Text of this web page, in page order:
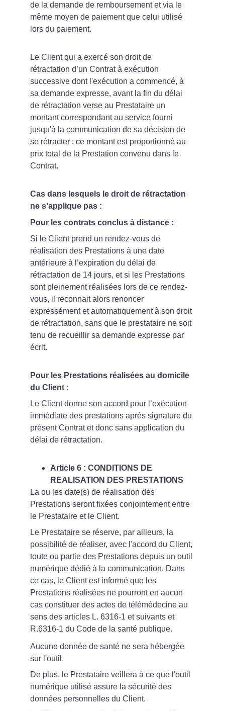
de la demande de remboursement et via le
même moyen de paiement que celui utilisé
lors du paiement.
Le Client qui a exercé son droit de
rétractation d’un Contrat à exécution
successive dont l'exécution a commencé, à
sa demande expresse, avant la fin du délai
de rétractation verse au Prestataire un
montant correspondant au service fourni
jusqu'à la communication de sa décision de
se rétracter ; ce montant est proportionné au
prix total de la Prestation convenu dans le
Contrat.
Cas dans lesquels le droit de rétractation
ne s’applique pas :
Pour les contrats conclus à distance :
Si le Client prend un rendez-vous de
réalisation des Prestations à une date
antérieure à l’expiration du délai de
rétractation de 14 jours, et si les Prestations
sont pleinement réalisées lors de ce rendez-
vous, il reconnait alors renoncer
expressément et automatiquement à son droit
de rétractation, sans que le prestataire ne soit
tenu de recueillir sa demande expresse par
écrit.
Pour les Prestations réalisées au domicile
du Client :
Le Client donne son accord pour l’exécution
immédiate des prestations après signature du
présent Contrat et donc sans application du
délai de rétractation.
Article 6 : CONDITIONS DE
REALISATION DES PRESTATIONS
La ou les date(s) de réalisation des
Prestations seront fixées conjointement entre
le Prestataire et le Client.
Le Prestataire se réserve, par ailleurs, la
possibilité de réaliser, avec l'accord du Client,
toute ou partie des Prestations depuis un outil
numérique dédié à la communication. Dans
ce cas, le Client est informé que les
Prestations réalisées ne pourront en aucun
cas constituer des actes de télémédecine au
sens des articles L. 6316-1 et suivants et
R.6316-1 du Code de la santé publique.
Aucune donnée de santé ne sera hébergée
sur l'outil.
De plus, le Prestataire veillera à ce que l'outil
numérique utilisé assure la sécurité des
données personnelles du Client.